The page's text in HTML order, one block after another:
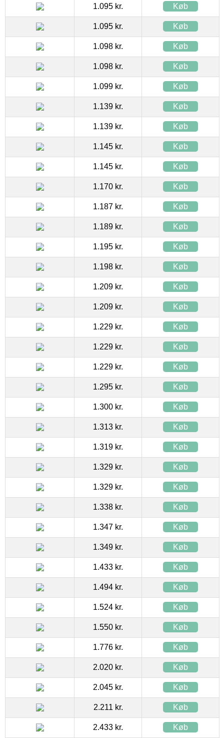
1.095 kr. Køb
1.095 kr. Køb
1.098 kr. Køb
1.098 kr. Køb
1.099 kr. Køb
1.139 kr. Køb
1.139 kr. Køb
1.145 kr. Køb
1.145 kr. Køb
1.170 kr. Køb
1.187 kr. Køb
1.189 kr. Køb
1.195 kr. Køb
1.198 kr. Køb
1.209 kr. Køb
1.209 kr. Køb
1.229 kr. Køb
1.229 kr. Køb
1.229 kr. Køb
1.295 kr. Køb
1.300 kr. Køb
1.313 kr. Køb
1.319 kr. Køb
1.329 kr. Køb
1.329 kr. Køb
1.338 kr. Køb
1.347 kr. Køb
1.349 kr. Køb
1.433 kr. Køb
1.494 kr. Køb
1.524 kr. Køb
1.550 kr. Køb
1.776 kr. Køb
2.020 kr. Køb
2.045 kr. Køb
2.211 kr. Køb
2.433 kr. Køb